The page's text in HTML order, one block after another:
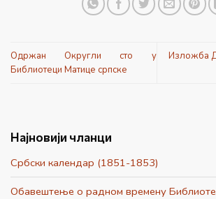
Одржан Округли сто у
Библиотеци Матице српске
Изложба
Најновији чланци
Србски календар (1851-1853)
Обавештење о радном времену